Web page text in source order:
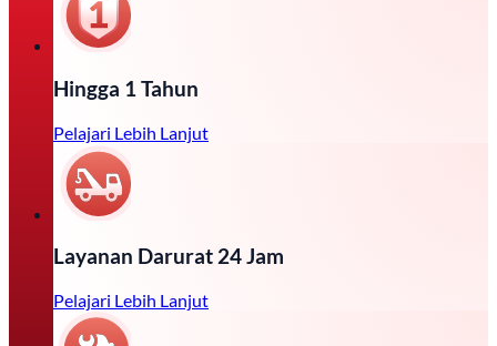
Hingga 1 Tahun
Pelajari Lebih Lanjut
Layanan Darurat 24 Jam
Pelajari Lebih Lanjut